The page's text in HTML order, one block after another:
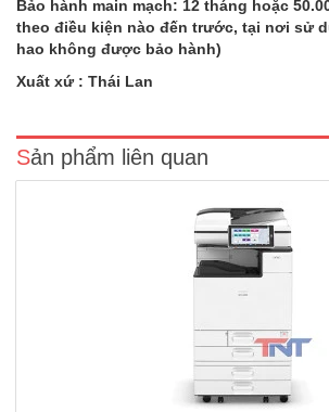
Bảo hành main mạch: 12 tháng hoặc
theo điều kiện nào đến trước, tại nơi sử
hao không được bảo hành)
Xuất xứ : Thái Lan
Sản phẩm liên quan
Máy photocopy màu Ricoh IM C2000 mới
màu – In mạng màu – Quét màu mạng - Đảo mặt
- Cấp hạn mức sử dụng- Chức năng quản lý tình